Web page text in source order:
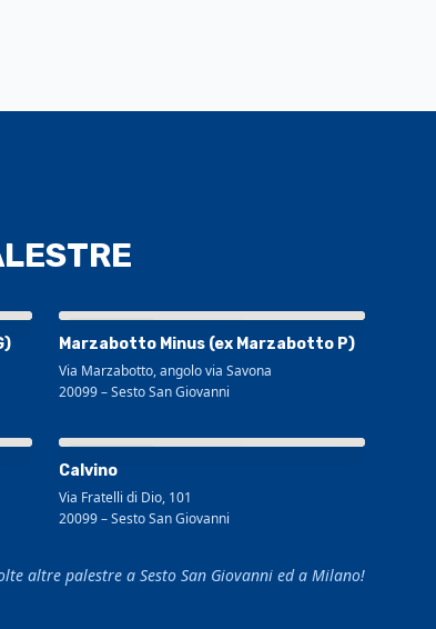
Visualizza mappa più grande
Marzabotto Minus (ex Marzabotto P)
Via Marzabotto, angolo via Savona
20099–Sesto San Giovanni
Calvino
Via Fratelli di Dio, 101
20099–Sesto San Giovanni
altre palestre a Sesto San Giovanni ed a Milano!